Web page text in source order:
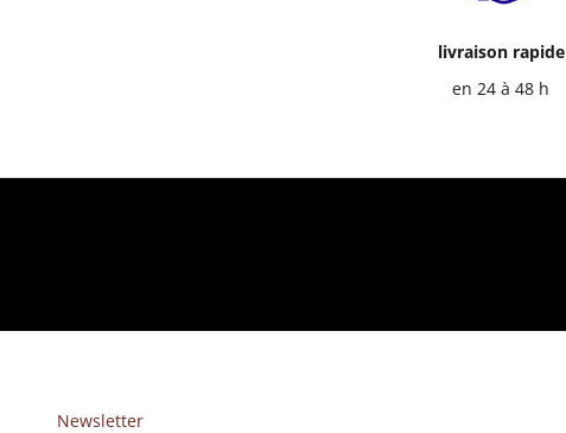
livraison rapide
en 24 à 48 h
Newsletter